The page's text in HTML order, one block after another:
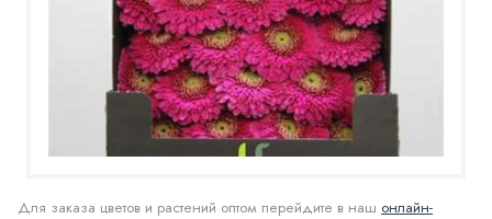
Для заказа цветов и растений оптом перейдите в наш онлайн-